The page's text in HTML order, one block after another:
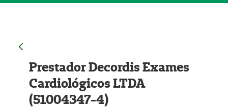
Prestador Decordis Exames
Cardiológicos LTDA
(51004347-4)